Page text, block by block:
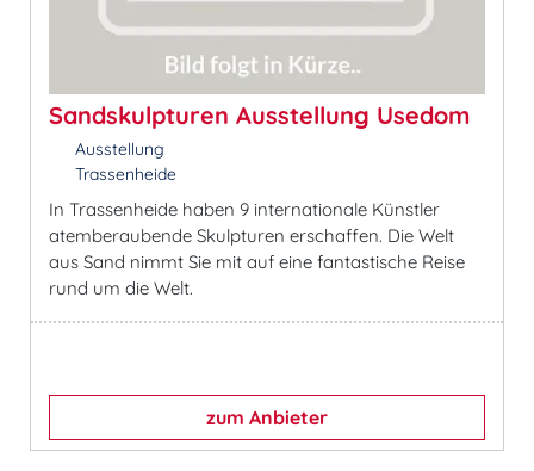
Sandskulpturen Ausstellung Usedom
Ausstellung
Trassenheide
In Trassenheide haben 9 internationale Künstler
atemberaubende Skulpturen erschaffen. Die Welt
aus Sand nimmt Sie mit auf eine fantastische Reise
rund um die Welt.
zum Anbieter